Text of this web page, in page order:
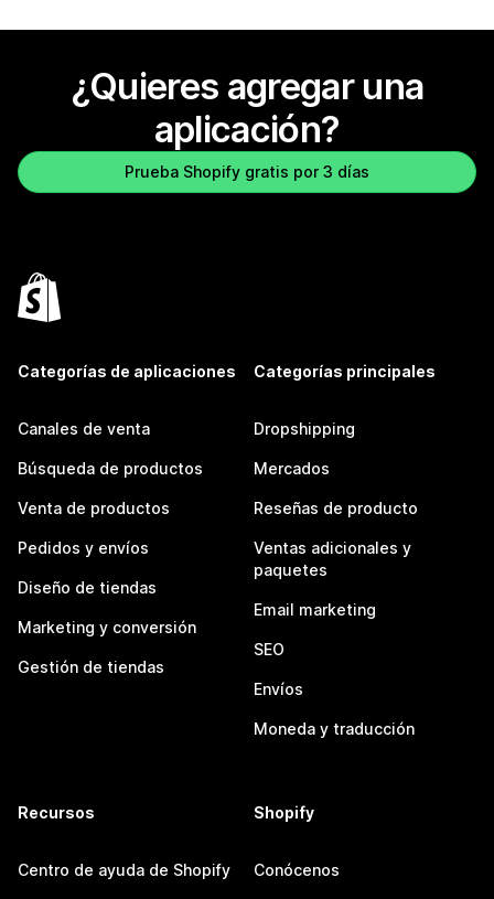
¿Quieres agregar una
aplicación?
Prueba Shopify gratis por 3 días
Categorías de aplicaciones
Canales de venta
Búsqueda de productos
Venta de productos
Pedidos y envíos
Diseño de tiendas
Marketing y conversión
Gestión de tiendas
Categorías principales
Dropshipping
Mercados
Reseñas de producto
Ventas adicionales y
paquetes
Email marketing
SEO
Envíos
Moneda y traducción
Recursos
Centro de ayuda de Shopify
Shopify
Conócenos